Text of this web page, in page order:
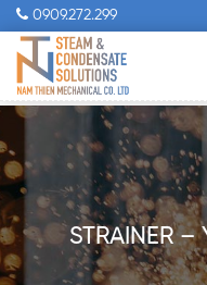
0909.272.299
STRAINER –